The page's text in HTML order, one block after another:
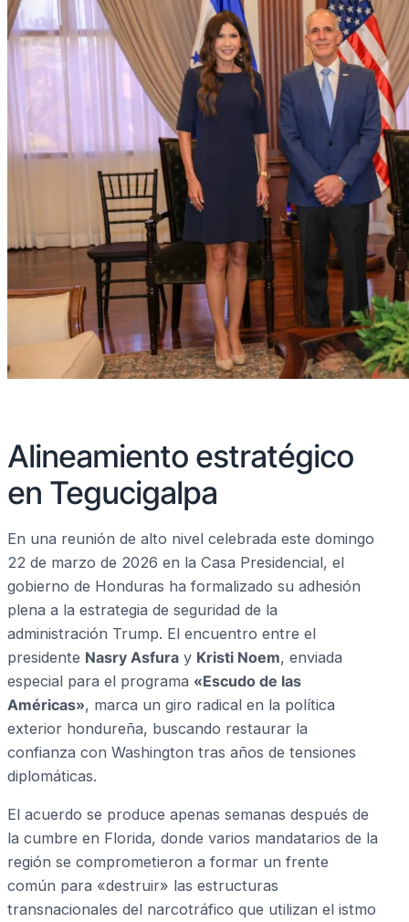
Alineamiento estratégico
en Tegucigalpa
En una reunión de alto nivel celebrada este domingo
22 de marzo de 2026 en la Casa Presidencial, el
gobierno de Honduras ha formalizado su adhesión
plena a la estrategia de seguridad de la
administración Trump. El encuentro entre el
presidente Nasry Asfura y Kristi Noem, enviada
especial para el programa «Escudo de las
Américas», marca un giro radical en la política
exterior hondureña, buscando restaurar la
confianza con Washington tras años de tensiones
diplomáticas.
El acuerdo se produce apenas semanas después de
la cumbre en Florida, donde varios mandatarios de la
región se comprometieron a formar un frente
común para «destruir» las estructuras
transnacionales del narcotráfico que utilizan el istmo